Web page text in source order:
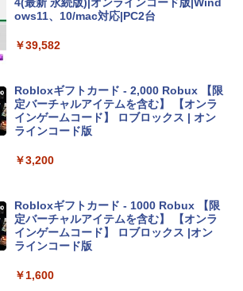
ンケース Dell NEC Lavie ASUS HP dyna
￥2,952
Apple 2026 MacBook Air M5チップ搭載
igence、13.6インチLiquid Retinaディ
ームカメラ、日本語キーボード、Touch I
D - ミッドナイト
￥298,901
ows11、10/mac対応|PC2台
￥39,582
Robloxギフトカード - 2,000 Robux 【限
定バーチャルアイテムを含む】 【オンラ
インゲームコード】 ロブロックス | オン
ラインコード版
￥3,200
Robloxギフトカード - 1000 Robux 【限
定バーチャルアイテムを含む】 【オンラ
インゲームコード】 ロブロックス |オン
ラインコード版
￥1,600